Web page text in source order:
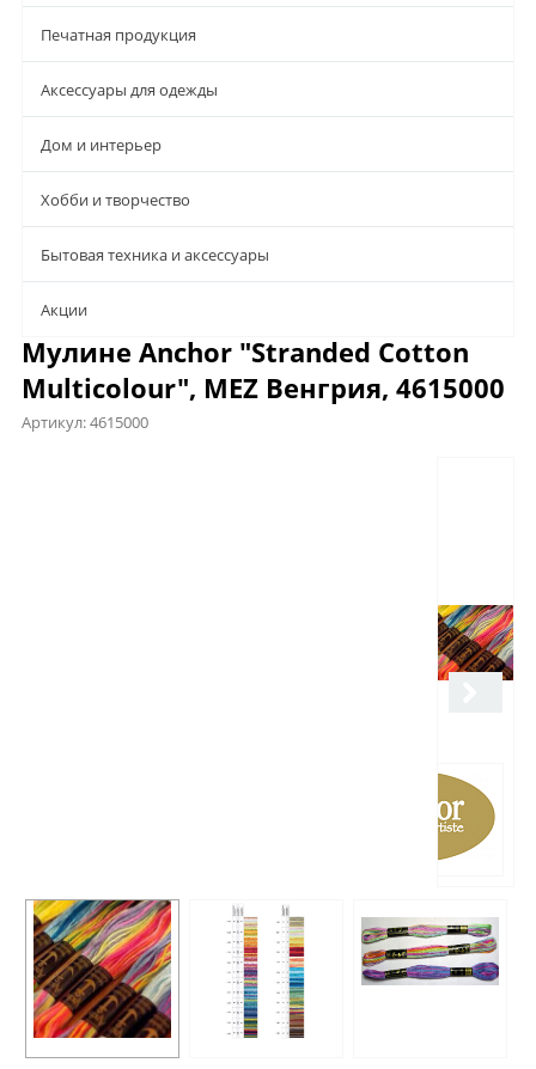
Печатная продукция
Аксессуары для одежды
Дом и интерьер
Хобби и творчество
Бытовая техника и аксессуары
Aкции
Мулине Anchor "Stranded Cotton
Multicolour", MEZ Венгрия, 4615000
Артикул:4615000